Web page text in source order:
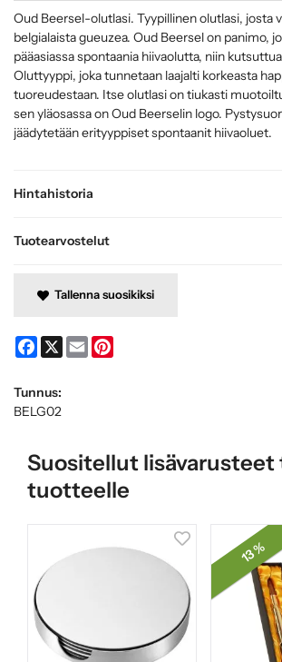
Hintahistoria
Tuotearvostelut
Oud Beersel-olutlasi. Tyypillinen olutlasi, josta
belgialaista gueuzea. Oud Beersel on panimo,
pääasiassa spontaania hiivaolutta, niin
Oluttyyppi, joka tunnetaan laajalti korkeasta
tuoreudestaan. Itse olutlasi on tiukasti
sen yläosassa on Oud Beerselin logo.
jäädytetään erityyppiset spontaanit hiivaoluet.
Tallenna suosikiksi
Facebook
X Email
Tunnus:
BELG02
Suositellut lisävarusteet
tuotteelle
13 %